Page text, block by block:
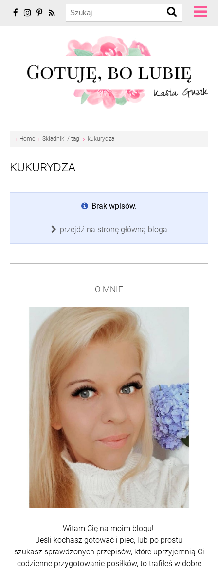
Home Składniki / tagi kukurydza
KUKURYDZA
Brak wpisów.
przejdź na stronę główną bloga
O MNIE
Witam Cię na moim blogu!
Jeśli kochasz gotować i piec, lub po prostu
szukasz sprawdzonych przepisów, które uprzyjemnią Ci
codzienne przygotowanie posiłków, to trafiłeś w dobre